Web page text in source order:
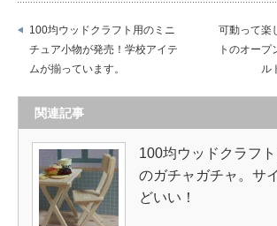
100均ウッドクラフト用のミニ
チュア小物が発売！学校アイテ
ムが揃っています。
可動って楽
トのオープ
ル
関連記事
100均ウッドクラフ
のガチャガチャ。サ
どいい！